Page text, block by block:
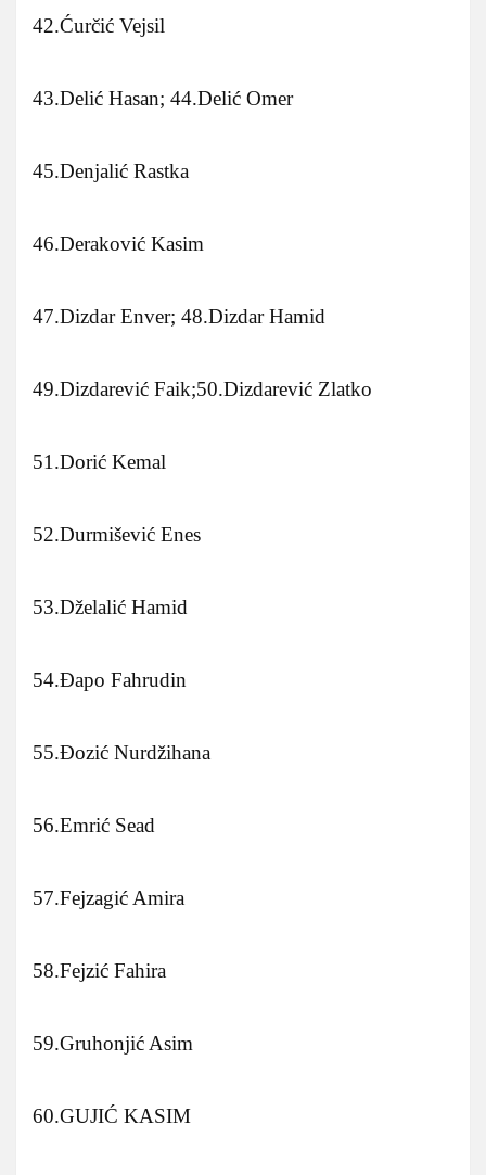
42.Ćurčić Vejsil
43.Delić Hasan; 44.Delić Omer
45.Denjalić Rastka
46.Deraković Kasim
47.Dizdar Enver; 48.Dizdar Hamid
49.Dizdarević Faik;50.Dizdarević Zlatko
51.Dorić Kemal
52.Durmišević Enes
53.Dželalić Hamid
54.Đapo Fahrudin
55.Đozić Nurdžihana
56.Emrić Sead
57.Fejzagić Amira
58.Fejzić Fahira
59.Gruhonjić Asim
60.GUJIĆ KASIM